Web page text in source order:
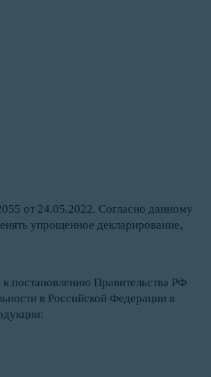
от 24.05.2022. Согласно данному
упрощенное декларирование,
постановлению Правительства РФ
в Российской Федерации в